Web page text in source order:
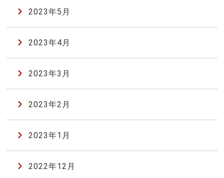
2023年5月
2023年4月
2023年3月
2023年2月
2023年1月
2022年12月